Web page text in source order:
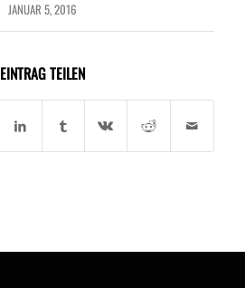
JANUAR 5, 2016
EINTRAG TEILEN